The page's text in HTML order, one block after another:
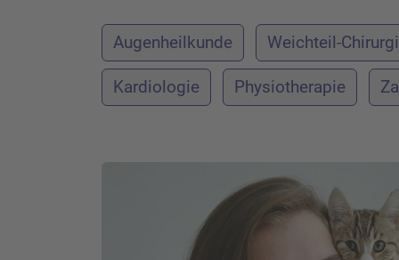
Augenheilkunde Weichteil-
Kardiologie Physiotherapie